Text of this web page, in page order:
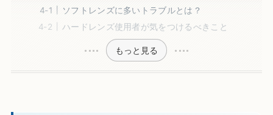
ソフトレンズに多いトラブルとは？
ハードレンズ使用者が気をつけるべきこと
もっと見る